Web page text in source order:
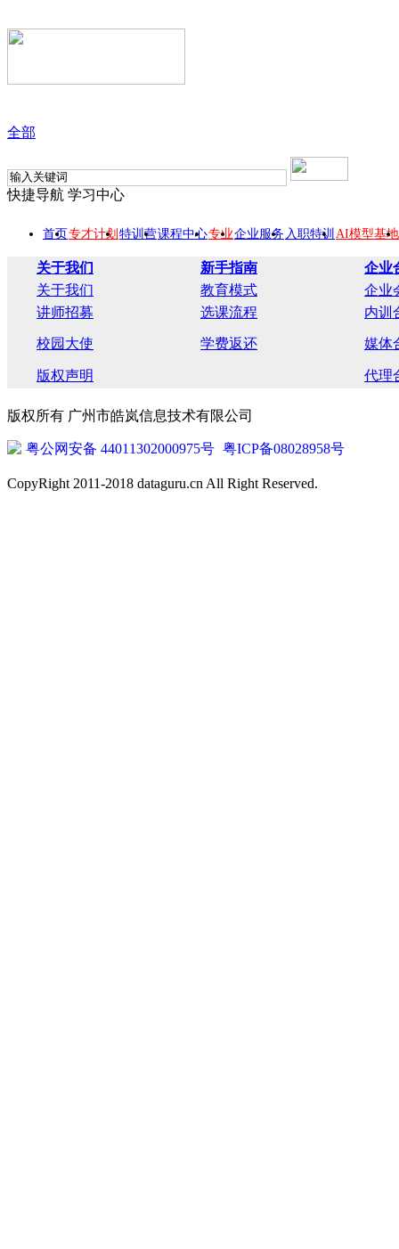
全部
快捷导航 学习中心
首页专才计划 特训营课程中心专业企业服务 入职特训 AI模型基地
关于我们 新手指南
企业
关于我们
教育模式
企业
讲师招募
选课流程 内训
校园大使 学费返还 媒体
版权声明 代理
版权所有 广州市皓岚信息技术有限公司
粤公网安备 44011302000975号 粤ICP备08028958号
CopyRight 2011-2018 dataguru.cn All Right Reserved.